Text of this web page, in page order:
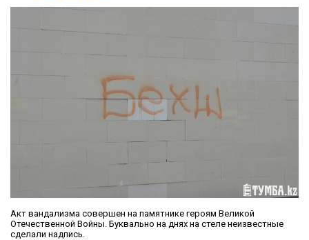
Акт вандализма совершен на памятнике героям Великой
Отечественной Войны. Буквально на днях на стеле неизвестные
сделали надпись.